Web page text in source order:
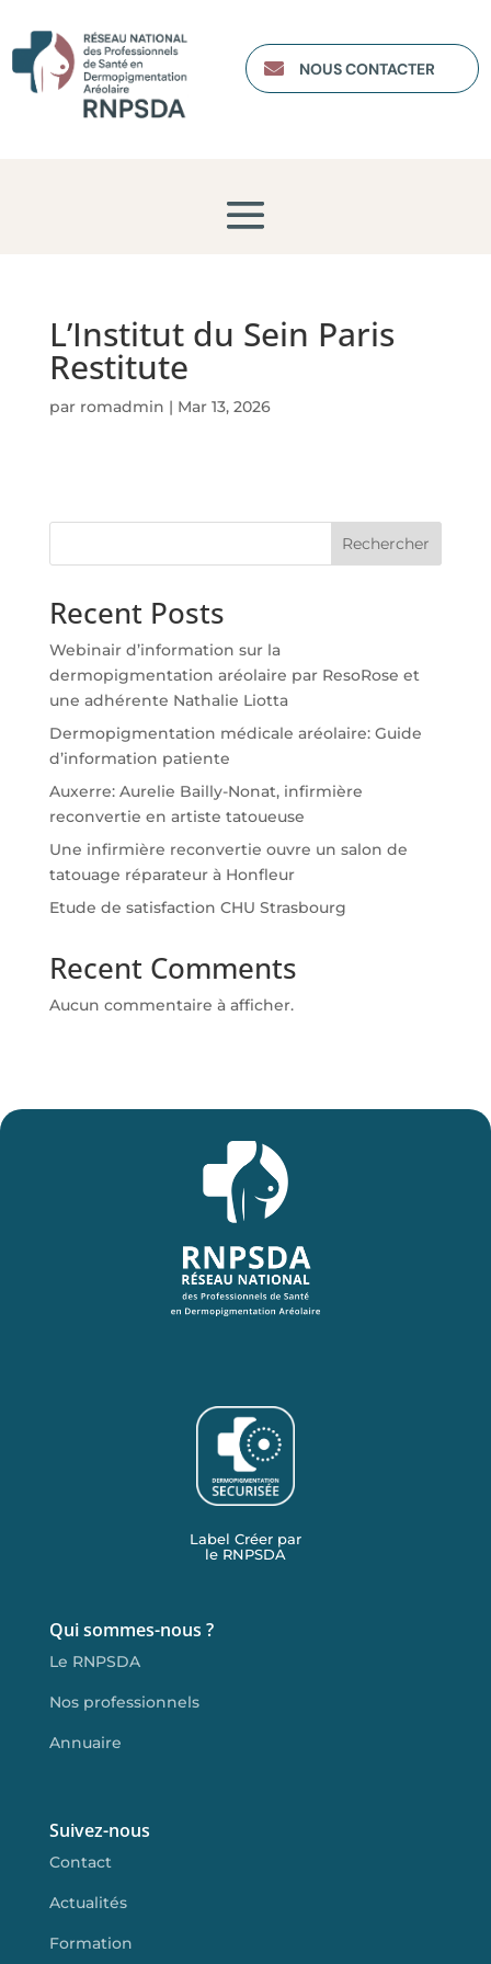
 NOUS CONTACTER
L’Institut du Sein Paris
Restitute
par romadmin | Mar 13, 2026
Rechercher
Recent Posts
Webinair d’information sur la
dermopigmentation aréolaire par ResoRose et
une adhérente Nathalie Liotta
Dermopigmentation médicale aréolaire: Guide
d’information patiente
Auxerre: Aurelie Bailly-Nonat, infirmière
reconvertie en artiste tatoueuse
Une infirmière reconvertie ouvre un salon de
tatouage réparateur à Honfleur
Etude de satisfaction CHU Strasbourg
Recent Comments
Aucun commentaire à afficher.
Label Créer par
le RNPSDA
Qui sommes-nous ?
Le RNPSDA
Nos professionnels
Annuaire
Suivez-nous
Contact
Actualités
Formation